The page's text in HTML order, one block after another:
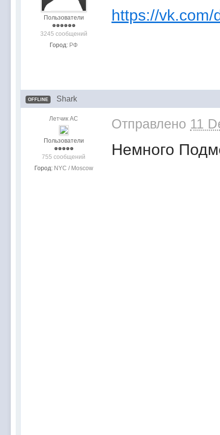
Пользователи
3245 сообщений
Город: РФ
https://
OFFLINE Shark
Летчик АС
Пользователи
755 сообщений
Город: NYC / Moscow
Отправлено 11
Немного